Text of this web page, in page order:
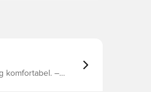
komfortabel. –